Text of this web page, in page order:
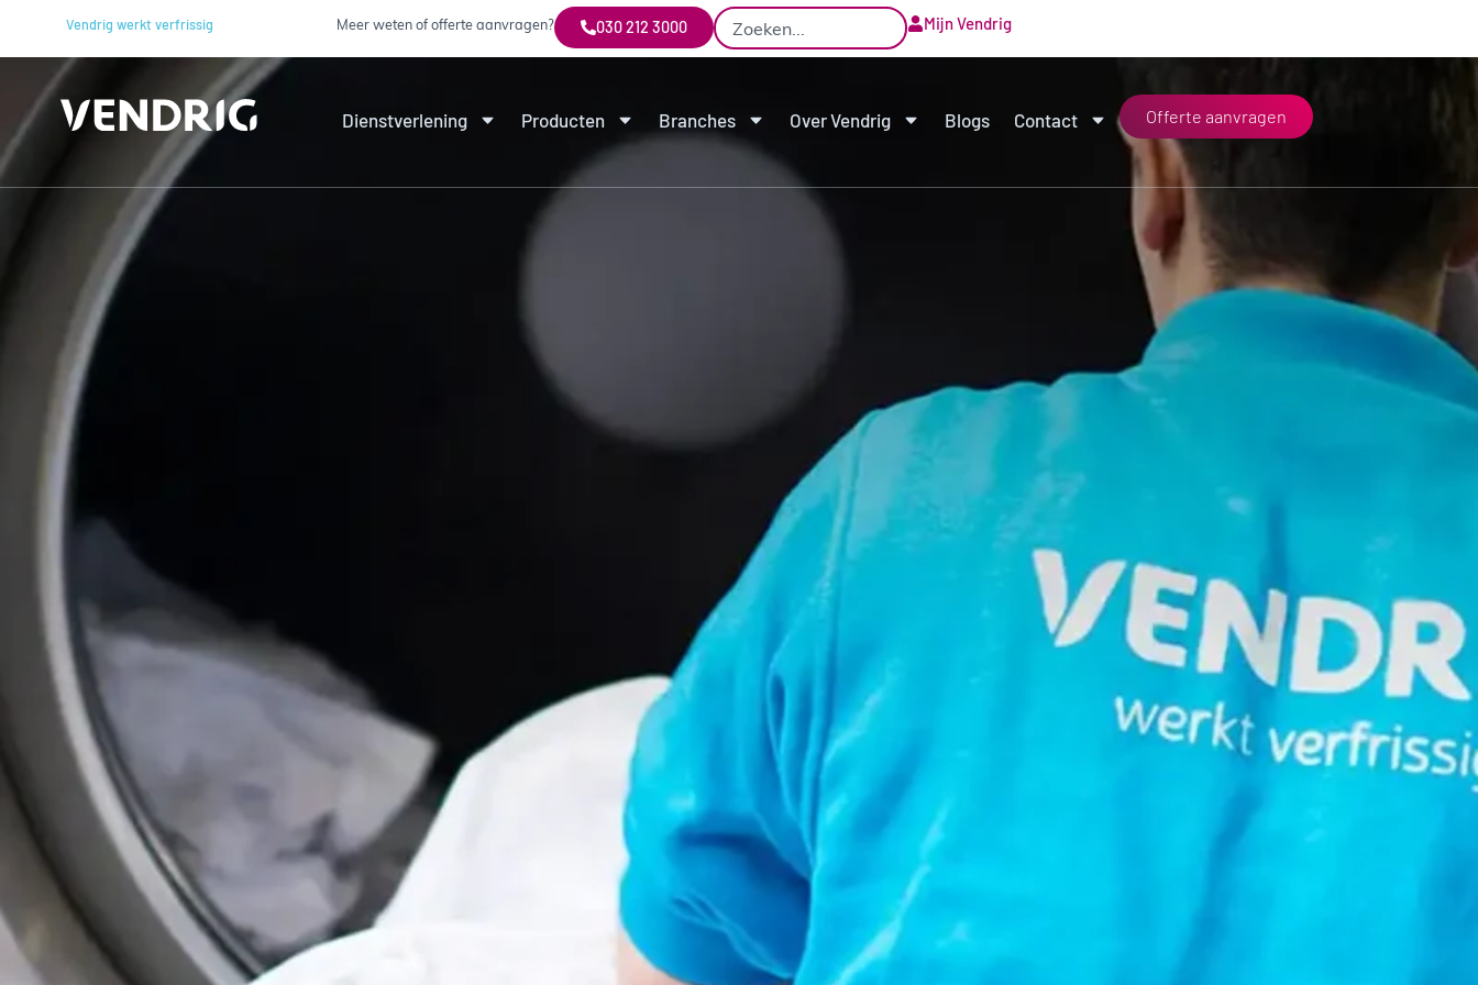
Vendrig werkt verfrissig Meer weten of offerte aanvragen? 030 212 3000 Mijn Vendrig
Dienstverlening Producten Branches Over Vendrig Blogs Contact Offerte aanvragen